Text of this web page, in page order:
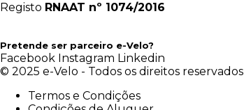
Registo RNAAT nº 1074/2016
Pretende ser parceiro e-Velo?
Facebook Instagram Linkedin
© 2025 e-Velo - Todos os direitos reservados
Termos e Condições